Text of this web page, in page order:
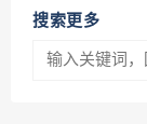
搜索更多